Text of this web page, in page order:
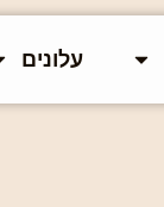
עלונים